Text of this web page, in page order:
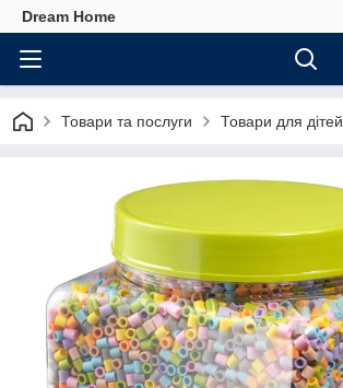
Dream Home
Товари та послуги Товари для